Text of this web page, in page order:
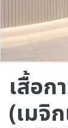
เสื้อก
(เมจิ